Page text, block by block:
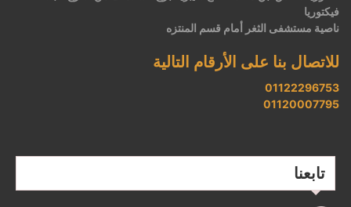
فيكتوريا
ناصية مستشفى الثغر أمام قسم المنتزه
للاتصال بنا على الأرقام التالية
01122296753
01120007795
تابعنا